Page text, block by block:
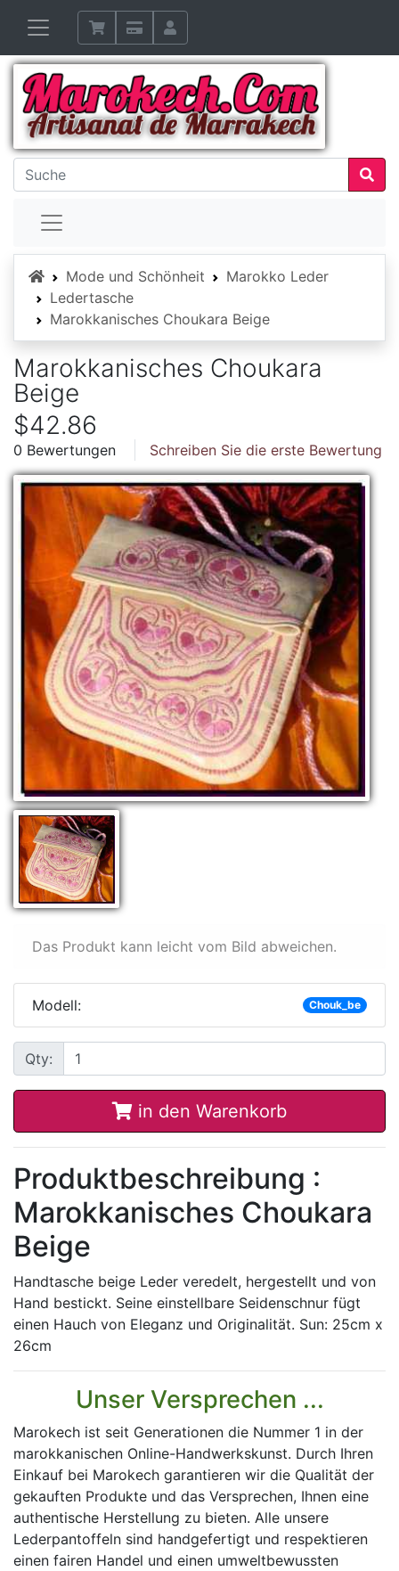
Startseite
Mode und Schönheit
Marokko Leder
Ledertasche
Marokkanisches Choukara Beige
Marokkanisches Choukara
Beige
$42.86
0 Bewertungen Schreiben Sie die erste Bewertung
Das Produkt kann leicht vom Bild abweichen.
Modell: Chouk_be
Qty:
in den Warenkorb
Produktbeschreibung :
Marokkanisches Choukara
Beige
Handtasche beige Leder veredelt, hergestellt und von
Hand bestickt. Seine einstellbare Seidenschnur fügt
einen Hauch von Eleganz und Originalität. Sun: 25cm x
26cm
Unser Versprechen ...
Marokech ist seit Generationen die Nummer 1 in der
marokkanischen Online-Handwerkskunst. Durch Ihren
Einkauf bei Marokech garantieren wir die Qualität der
gekauften Produkte und das Versprechen, Ihnen eine
authentische Herstellung zu bieten. Alle unsere
Lederpantoffeln sind handgefertigt und respektieren
einen fairen Handel und einen umweltbewussten